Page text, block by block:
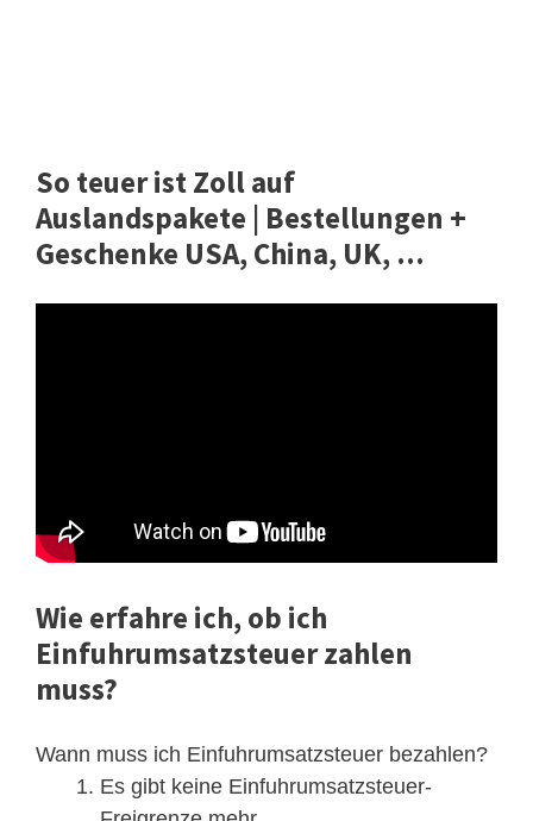
So teuer ist Zoll auf
Auslandspakete | Bestellungen +
Geschenke USA, China, UK, ...
Wie erfahre ich, ob ich
Einfuhrumsatzsteuer zahlen
muss?
Wann muss ich Einfuhrumsatzsteuer bezahlen?
Es gibt keine Einfuhrumsatzsteuer-